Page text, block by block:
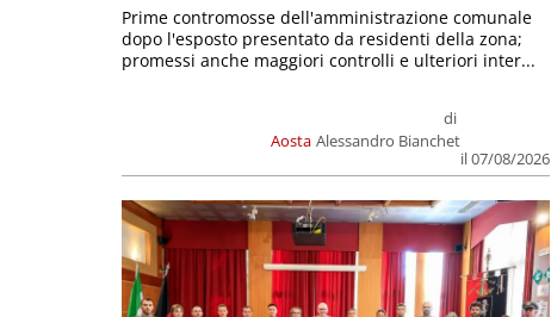
Aosta
di
Alessandro Bianchet
il 07/08/2026
Prime contromosse dell'amministrazione comunale
dopo l'esposto presentato da residenti della zona;
promessi anche maggiori controlli e ulteriori inter...